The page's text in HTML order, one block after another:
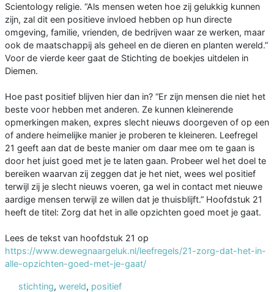
Scientology religie. “Als mensen weten hoe zij gelukkig kunnen
zijn, zal dit een positieve invloed hebben op hun directe
omgeving, familie, vrienden, de bedrijven waar ze werken, maar
ook de maatschappij als geheel en de dieren en planten wereld.”
Voor de vierde keer gaat de Stichting de boekjes uitdelen in
Diemen.
Hoe past positief blijven hier dan in? “Er zijn mensen die niet het
beste voor hebben met anderen. Ze kunnen kleinerende
opmerkingen maken, expres slecht nieuws doorgeven of op een
of andere heimelijke manier je proberen te kleineren. Leefregel
21 geeft aan dat de beste manier om daar mee om te gaan is
door het juist goed met je te laten gaan. Probeer wel het doel te
bereiken waarvan zij zeggen dat je het niet, wees wel positief
terwijl zij je slecht nieuws voeren, ga wel in contact met nieuwe
aardige mensen terwijl ze willen dat je thuisblijft.” Hoofdstuk 21
heeft de titel: Zorg dat het in alle opzichten goed moet je gaat.
Lees de tekst van hoofdstuk 21 op
https://www.dewegnaargeluk.nl/leefregels/21-zorg-dat-het-in-
alle-opzichten-goed-met-je-gaat/
stichting, wereld, positief